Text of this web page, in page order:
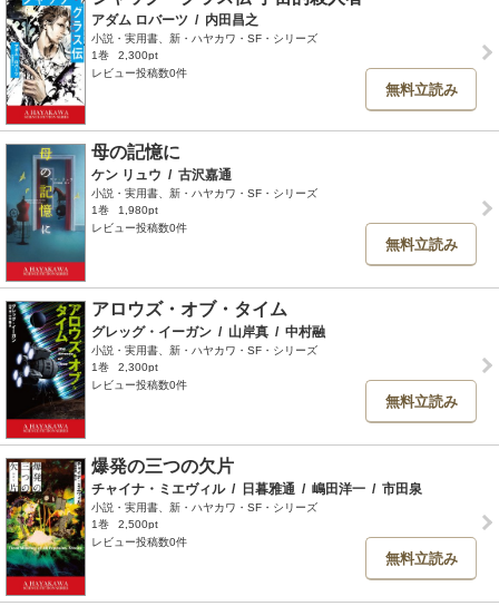
アダム ロバーツ / 内田昌之
小説・実用書、新・ハヤカワ・SF・シリーズ
1巻
2,300pt
レビュー投稿数0件
無料立読み
母の記憶に
ケン リュウ / 古沢嘉通
小説・実用書、新・ハヤカワ・SF・シリーズ
1巻
1,980pt
レビュー投稿数0件
無料立読み
アロウズ・オブ・タイム
グレッグ・イーガン / 山岸真 / 中村融
小説・実用書、新・ハヤカワ・SF・シリーズ
1巻
2,300pt
レビュー投稿数0件
無料立読み
爆発の三つの欠片
チャイナ・ミエヴィル / 日暮雅通 / 嶋田洋一 / 市田泉
小説・実用書、新・ハヤカワ・SF・シリーズ
1巻
2,500pt
レビュー投稿数0件
無料立読み